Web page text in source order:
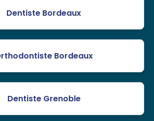
Dentiste Bordeaux
Bordeaux
Dentiste Grenoble